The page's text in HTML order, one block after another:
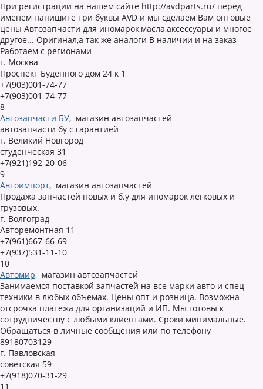
При регистрации на нашем сайте http://avdparts.ru/ перед
именем напишите три буквы AVD и мы сделаем Вам оптовые
цены Автозапчасти для иномарок,масла,аксессуары и многое
другое... Оригинал,а так же аналоги В наличии и на заказ
Работаем с регионами
г. Москва
Проспект Будённого дом 24 к 1
+7(903)001-74-77
+7(903)001-74-77
8
Автозапчасти БУ, магазин автозапчастей
автозапчасти бу с гарантией
г. Великий Новгород
студенческая 31
+7(921)192-20-06
9
Автоимпорт, магазин автозапчастей
Продажа запчастей новых и б.у для иномарок легковых и
грузовых.
г. Волгоград
Авторемонтная 11
+7(961)667-66-69
+7(937)531-11-10
10
Автомир, магазин автозапчастей
Занимаемся поставкой запчастей на все марки авто и спец
техники в любых объемах. Цены опт и розница. Возможна
отсрочка платежа для организаций и ИП. Мы готовы к
сотрудничеству с любыми клиентами. Сроки минимальные.
Обращаться в личные сообщения или по телефону
89180703129
г. Павловская
советская 59
+7(918)070-31-29
11